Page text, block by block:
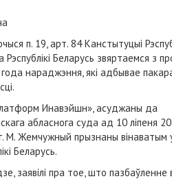
п. 19, арт. 84 Канстытуцыі
Беларусь звяртаемся з
нараджэння, які адбывае
Инавэйшн», асуджаны да
абласнога суда ад 10 ліпеня
М. Жемчужный прызнаны вінаватым
Беларусь.
заявілі пра тое, што пазбаўленне